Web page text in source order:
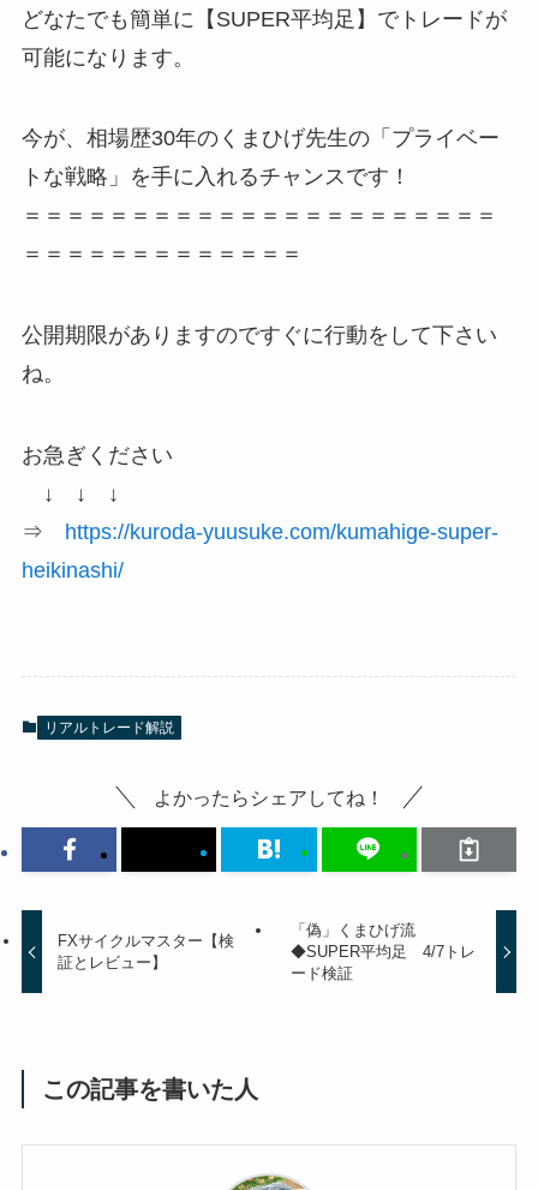
どなたでも簡単に【SUPER平均足】でトレードが
可能になります。
今が、相場歴30年のくまひげ先生の「プライベー
トな戦略」を手に入れるチャンスです！
＝＝＝＝＝＝＝＝＝＝＝＝＝＝＝＝＝＝＝＝＝＝
＝＝＝＝＝＝＝＝＝＝＝＝＝
公開期限がありますのですぐに行動をして下さい
ね。
お急ぎください
↓ ↓ ↓
⇒
https://kuroda-yuusuke.com/kumahige-super-
heikinashi/
リアルトレード解説
よかったらシェアしてね！
FXサイクルマスター【検
証とレビュー】
「偽」くまひげ流
◆SUPER平均足 4/7トレ
ード検証
この記事を書いた人